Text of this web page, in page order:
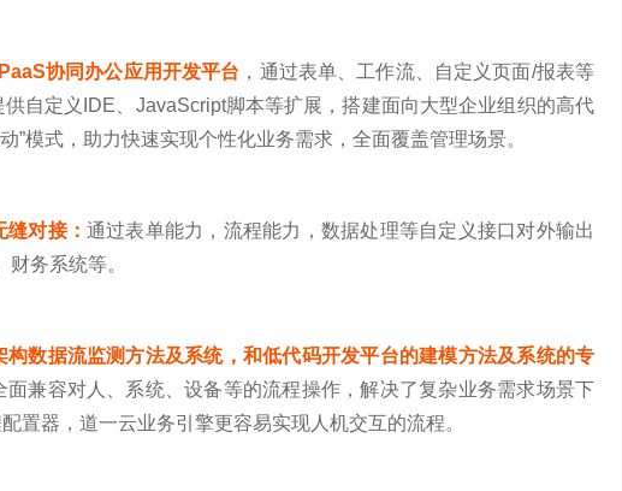
协同办公应用开发平台 ，通过表单、工作流、自定义页面/报表等
自定义IDE、JavaScript脚本等扩展，搭建面向大型企业组织的高代
”模式，助力快速实现个性化业务需求，全面覆盖管理场景。
对接： 通过表单能力，流程能力，数据处理等自定义接口对外输出
务系统等。
数据流监测方法及系统，和低代码开发平台的建模方法及系统的专
面兼容对人、系统、设备等的流程操作，解决了复杂业务需求场景下
置器，道一云业务引擎更容易实现人机交互的流程。